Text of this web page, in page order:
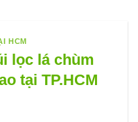
HCM
lọc lá chùm
tại TP.HCM